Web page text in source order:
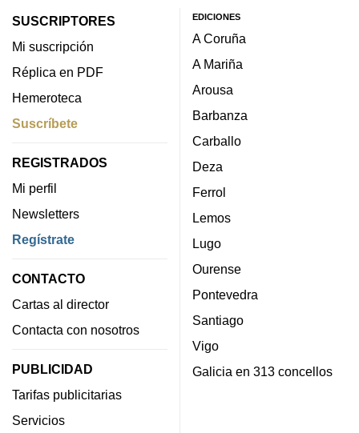
SUSCRIPTORES
Mi suscripción
Réplica en PDF
Hemeroteca
Suscríbete
REGISTRADOS
Mi perfil
Newsletters
Regístrate
CONTACTO
Cartas al director
Contacta con nosotros
PUBLICIDAD
Tarifas publicitarias
Servicios
EDICIONES
A Coruña
A Mariña
Arousa
Barbanza
Carballo
Deza
Ferrol
Lemos
Lugo
Ourense
Pontevedra
Santiago
Vigo
Galicia en 313 concellos